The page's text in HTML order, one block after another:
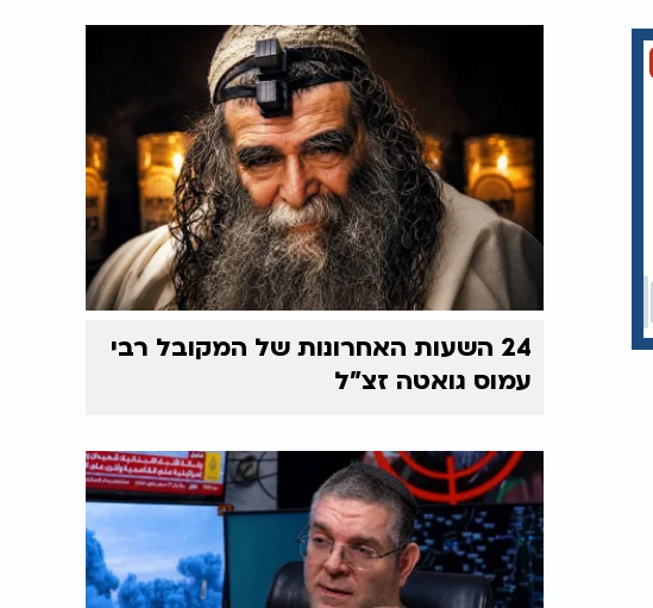
24 השעות האחרונות של המקובל רבי
עמוס גואטה זצ"ל